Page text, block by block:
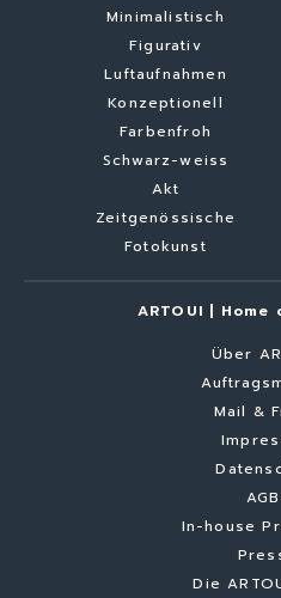
Minimalistisch
Figurativ
Luftaufnahmen
Konzeptionell
Farbenfroh
Schwarz-weiss
Akt
Zeitgenössische
Fotokunst
ARTOUI |
Über
Mail &
In-house
Die